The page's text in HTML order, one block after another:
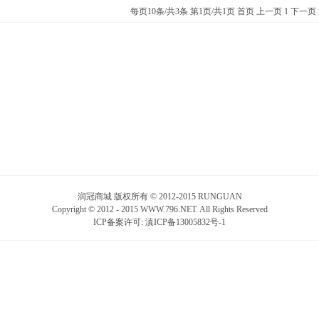
每页10条/共3条 第1页/共1页 首页 上一页 1 下一页
润冠商城 版权所有 © 2012-2015 RUNGUAN
Copyright © 2012 - 2015 WWW.796.NET. All Rights Reserved
ICP备案许可: 滇ICP备13005832号-1